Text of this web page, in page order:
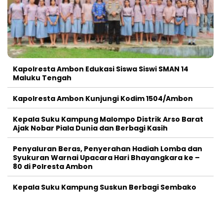
Kapolresta Ambon Edukasi Siswa Siswi SMAN 14
Maluku Tengah
Kapolresta Ambon Kunjungi Kodim 1504/Ambon
Kepala Suku Kampung Malompo Distrik Arso Barat
Ajak Nobar Piala Dunia dan Berbagi Kasih
Penyaluran Beras, Penyerahan Hadiah Lomba dan
Syukuran Warnai Upacara Hari Bhayangkara ke –
80 di Polresta Ambon
Kepala Suku Kampung Suskun Berbagi Sembako